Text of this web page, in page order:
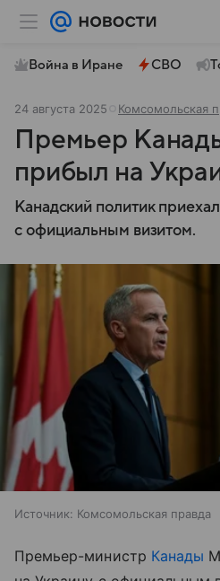
Война в Иране СВО
24 августа 2025 Комсомольская
Премьер
прибыл на
Канадский политик
с официальным визитом.
Источник: Комсомольская правда
Премьер-министр Канады